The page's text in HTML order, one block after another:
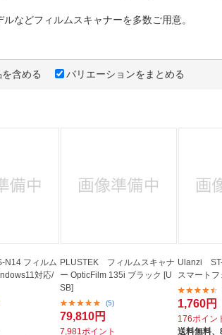
法人窓口
English / 中文
などフィルムスキャナーを多数ご用意。
含める バリエーションをまとめる
フィルム
対応/
PLUSTEK フィルムスキャナ
ー OpticFilm 135i ブラック [U
SB]
(5)
79,810円
7,981ポイント
Ulanzi ST-
スマートフ
1,760円
176ポイン
送料無料、